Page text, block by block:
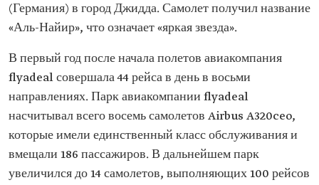
(Германия) в город Джидда. Самолет получил название
«Аль-Найир», что означает «яркая звезда».
В первый год после начала полетов авиакомпания
flyadeal совершала 44 рейса в день в восьми
направлениях. Парк авиакомпании flyadeal
насчитывал всего восемь самолетов Airbus A320ceo,
которые имели единственный класс обслуживания и
вмещали 186 пассажиров. В дальнейшем парк
увеличился до 14 самолетов, выполняющих 100 рейсов